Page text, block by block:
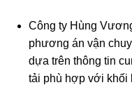
Công ty Hùng
phương án vận
dựa trên thông tin
tải phù hợp với khối